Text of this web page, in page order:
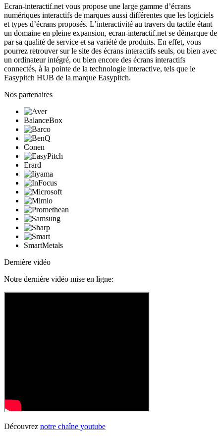
Ecran-interactif.net vous propose une large gamme d’écrans
numériques interactifs de marques aussi différentes que les logiciels
et types d’écrans proposés. L’interactivité au travers du tactile étant
un domaine en pleine expansion, ecran-interactif.net se démarque de
par sa qualité de service et sa variété de produits. En effet, vous
pourrez retrouver sur le site des écrans interactifs seuls, ou bien avec
un ordinateur intégré, ou bien encore des écrans interactifs
connectés, à la pointe de la technologie interactive, tels que le
Easypitch HUB de la marque Easypitch.
Nos partenaires
BalanceBox
Conen
Erard
SmartMetals
Dernière vidéo
Notre dernière vidéo mise en ligne:
Découvrez notre chaîne youtube